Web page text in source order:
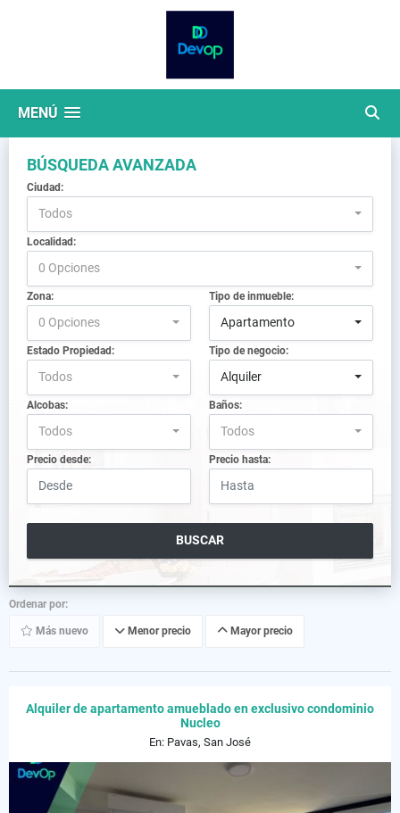
MENÚ
BÚSQUEDA AVANZADA
Ciudad:
Todos
Localidad:
0 Opciones
Zona:
0 Opciones
Tipo de inmueble:
Apartamento
Estado Propiedad:
Todos
Tipo de negocio:
Alquiler
Alcobas:
Todos
Baños:
Todos
Precio desde: Precio hasta:
BUSCAR
Ordenar por:
Más nuevo Menor precio Mayor precio
Alquiler de apartamento amueblado en exclusivo condominio
Nucleo
En: Pavas, San José